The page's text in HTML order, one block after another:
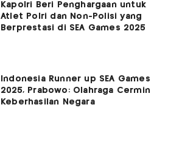
Kapolri Beri Penghargaan untuk
Atlet Polri dan Non-Polisi yang
Berprestasi di SEA Games 2025
Indonesia Runner up SEA Games
2025, Prabowo: Olahraga Cermin
Keberhasilan Negara